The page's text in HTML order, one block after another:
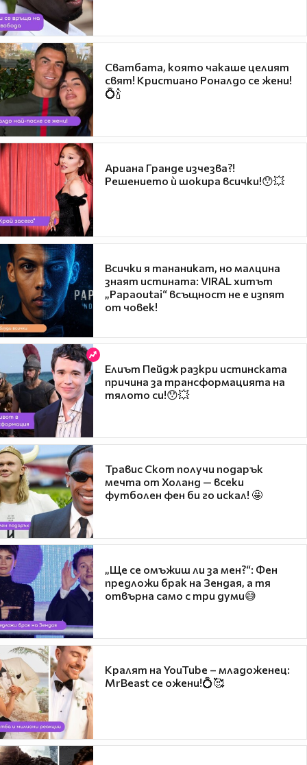
Сватбата, която чакаше целият
свят! Кристиано Роналдо се жени!
💍🍾
Ариана Гранде изчезва?!
Решението ѝ шокира всички!😯💥
Всички я тананикат, но малцина
знаят истината: VIRAL хитът
„Papaoutai“ всъщност не е изпят
от човек!
Елиът Пейдж разкри истинската
причина за трансформацията на
тялото си!😯💥
Травис Скот получи подарък
мечта от Холанд — всеки
футболен фен би го искал! 🤩
„Ще се омъжиш ли за мен?“: Фен
предложи брак на Зендая, а тя
отвърна само с три думи😅
Кралят на YouTube – младоженец:
MrBeast се ожени!💍🥰